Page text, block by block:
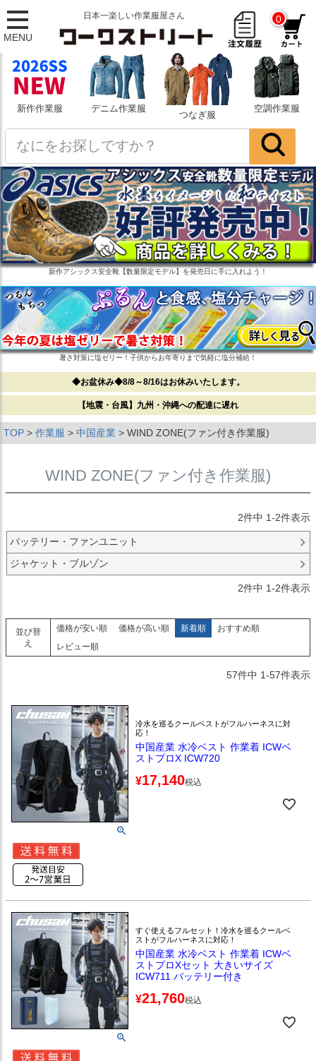
MENU
日本一楽しい作業服屋さん 0
新作作業服 デニム作業服
つなぎ服
空調作業服
新作アシックス安全靴【数量限定モデル】を発売日に手に入れよう！
暑さ対策に塩ゼリー！子供からお年寄りまで気軽に塩分補給！
◆お盆休み◆8/8～8/16はお休みいたします。
【地震・台風】九州・沖縄への配達に遅れ
TOP 作業服 中国産業 WIND ZONE(ファン付き作業服)
WIND ZONE(ファン付き作業服)
2件中 1-2件表示
バッテリー・ファンユニット
ジャケット・ブルゾン
2件中 1-2件表示
並び替
え
価格が安い順 価格が高い順 新着順
おすすめ順
レビュー順
57件中 1-57件表示
冷水を巡るクールベストがフルハーネスに対
応！
中国産業 水冷ベスト 作業着 ICWベ
ストプロX ICW720
¥17,140税込
すぐ使えるフルセット！冷水を巡るクールベ
ストがフルハーネスに対応！
中国産業 水冷ベスト 作業着 ICWベ
ストプロXセット 大きいサイズ
ICW711 バッテリー付き
¥21,760税込